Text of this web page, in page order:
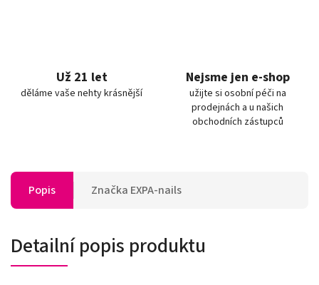
Už 21 let
děláme vaše nehty krásnější
Nejsme jen e-shop
užijte si osobní péči na
prodejnách a u našich
obchodních zástupců
Popis Značka EXPA-nails
Detailní popis produktu